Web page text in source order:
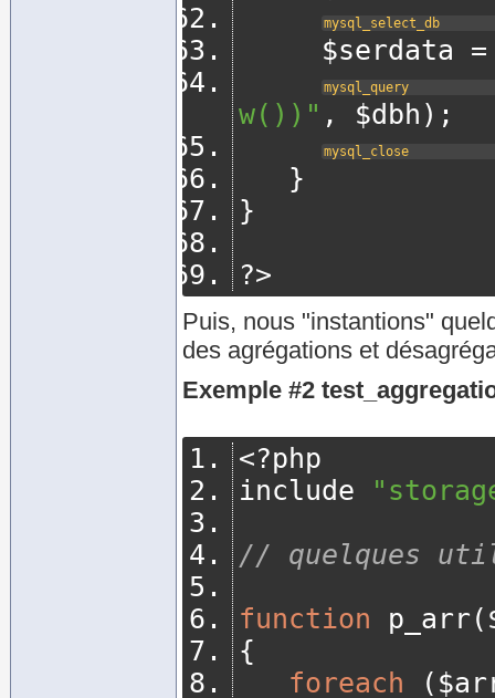
mysql_select_db
	   $serdata
=
mysql_query
w())" , $dbh );
mysql_close
}
}
?>
Puis, nous "instantions"
des agrégations et
Exemple #2
<?php
include
// quelques
function p_arr (
{
foreach
(